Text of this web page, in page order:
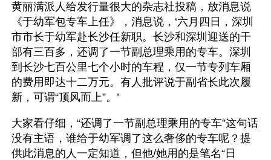
黄丽满派人给发行量很大的杂志社投稿，放消息说
《于幼军包专车上任》，消息说，‘六月四日，深圳
市市长于幼军赴长沙任新职。长沙和深圳迎送的干
部有三百多，还调了一节副总理乘用的专车。深圳
到长沙七百公里七个小时的车程，仅一节专列车厢
的费用即达十二万元。有人批评说于副省长此次履
新，可谓“顶风而上”。’
大家看仔细，“还调了一节副总理乘用的专车”这句话
没有主语，谁给于幼军调了这么奢侈的专车呢？提
供此消息的人一定知道，但他/她用的是笔名“日